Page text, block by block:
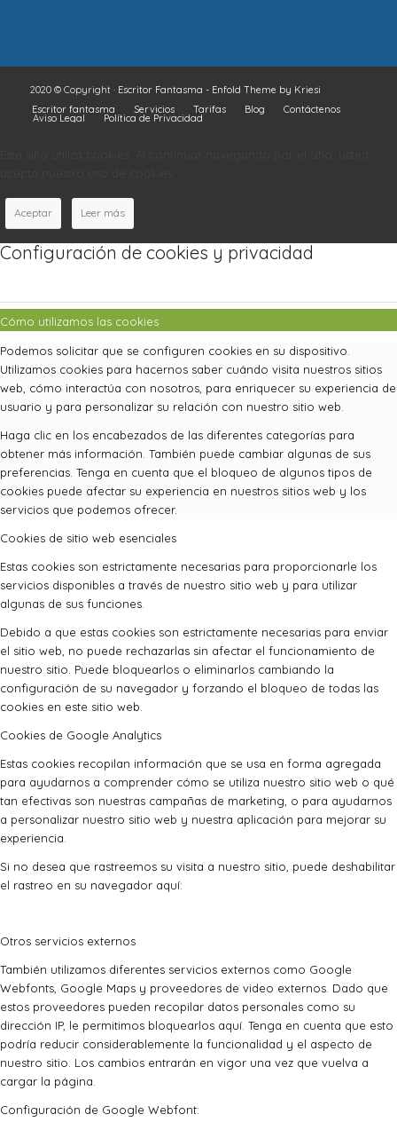
2020 © Copyright · Escritor Fantasma - Enfold Theme by Kriesi
Escritor fantasma
Servicios Tarifas Blog Contáctenos
Aviso Legal Política de Privacidad
Aceptar Leer más
Configuración de cookies y privacidad
Cómo utilizamos las cookies
Podemos solicitar que se configuren cookies en su dispositivo.
Utilizamos cookies para hacernos saber cuándo visita nuestros sitios
web, cómo interactúa con nosotros, para enriquecer su experiencia de
usuario y para personalizar su relación con nuestro sitio web.
Haga clic en los encabezados de las diferentes categorías para
obtener más información. También puede cambiar algunas de sus
preferencias. Tenga en cuenta que el bloqueo de algunos tipos de
cookies puede afectar su experiencia en nuestros sitios web y los
servicios que podemos ofrecer.
Cookies de sitio web esenciales
Estas cookies son estrictamente necesarias para proporcionarle los
servicios disponibles a través de nuestro sitio web y para utilizar
algunas de sus funciones.
Debido a que estas cookies son estrictamente necesarias para enviar
el sitio web, no puede rechazarlas sin afectar el funcionamiento de
nuestro sitio. Puede bloquearlos o eliminarlos cambiando la
configuración de su navegador y forzando el bloqueo de todas las
cookies en este sitio web.
Cookies de Google Analytics
Estas cookies recopilan información que se usa en forma agregada
para ayudarnos a comprender cómo se utiliza nuestro sitio web o qué
tan efectivas son nuestras campañas de marketing, o para ayudarnos
a personalizar nuestro sitio web y nuestra aplicación para mejorar su
experiencia.
Si no desea que rastreemos su visita a nuestro sitio, puede deshabilitar
el rastreo en su navegador aquí:
Otros servicios externos
También utilizamos diferentes servicios externos como Google
Webfonts, Google Maps y proveedores de video externos. Dado que
estos proveedores pueden recopilar datos personales como su
dirección IP, le permitimos bloquearlos aquí. Tenga en cuenta que esto
podría reducir considerablemente la funcionalidad y el aspecto de
nuestro sitio. Los cambios entrarán en vigor una vez que vuelva a
cargar la página.
Configuración de Google Webfont: